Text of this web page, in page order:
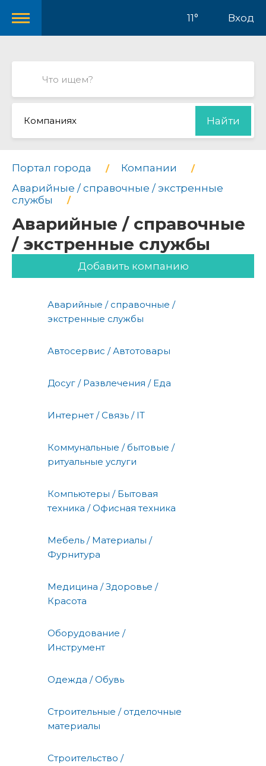
11° Вход
Компаниях Найти
Портал города
Компании
Аварийные / справочные / экстренные
службы
Аварийные / справочные
/ экстренные службы
Добавить компанию
Аварийные / справочные /
экстренные службы
Автосервис / Автотовары
Досуг / Развлечения / Еда
Интернет / Связь / IT
Коммунальные / бытовые /
ритуальные услуги
Компьютеры / Бытовая
техника / Офисная техника
Мебель / Материалы /
Фурнитура
Медицина / Здоровье /
Красота
Оборудование /
Инструмент
Одежда / Обувь
Строительные / отделочные
материалы
Строительство /